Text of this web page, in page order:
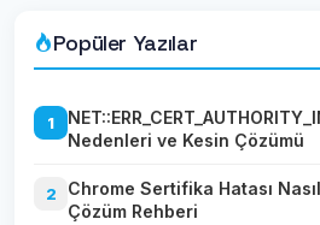
Popüler Yazılar
1
Nedenleri ve Kesin Çözümü
2
Chrome Sertifika Hatası
Çözüm Rehberi